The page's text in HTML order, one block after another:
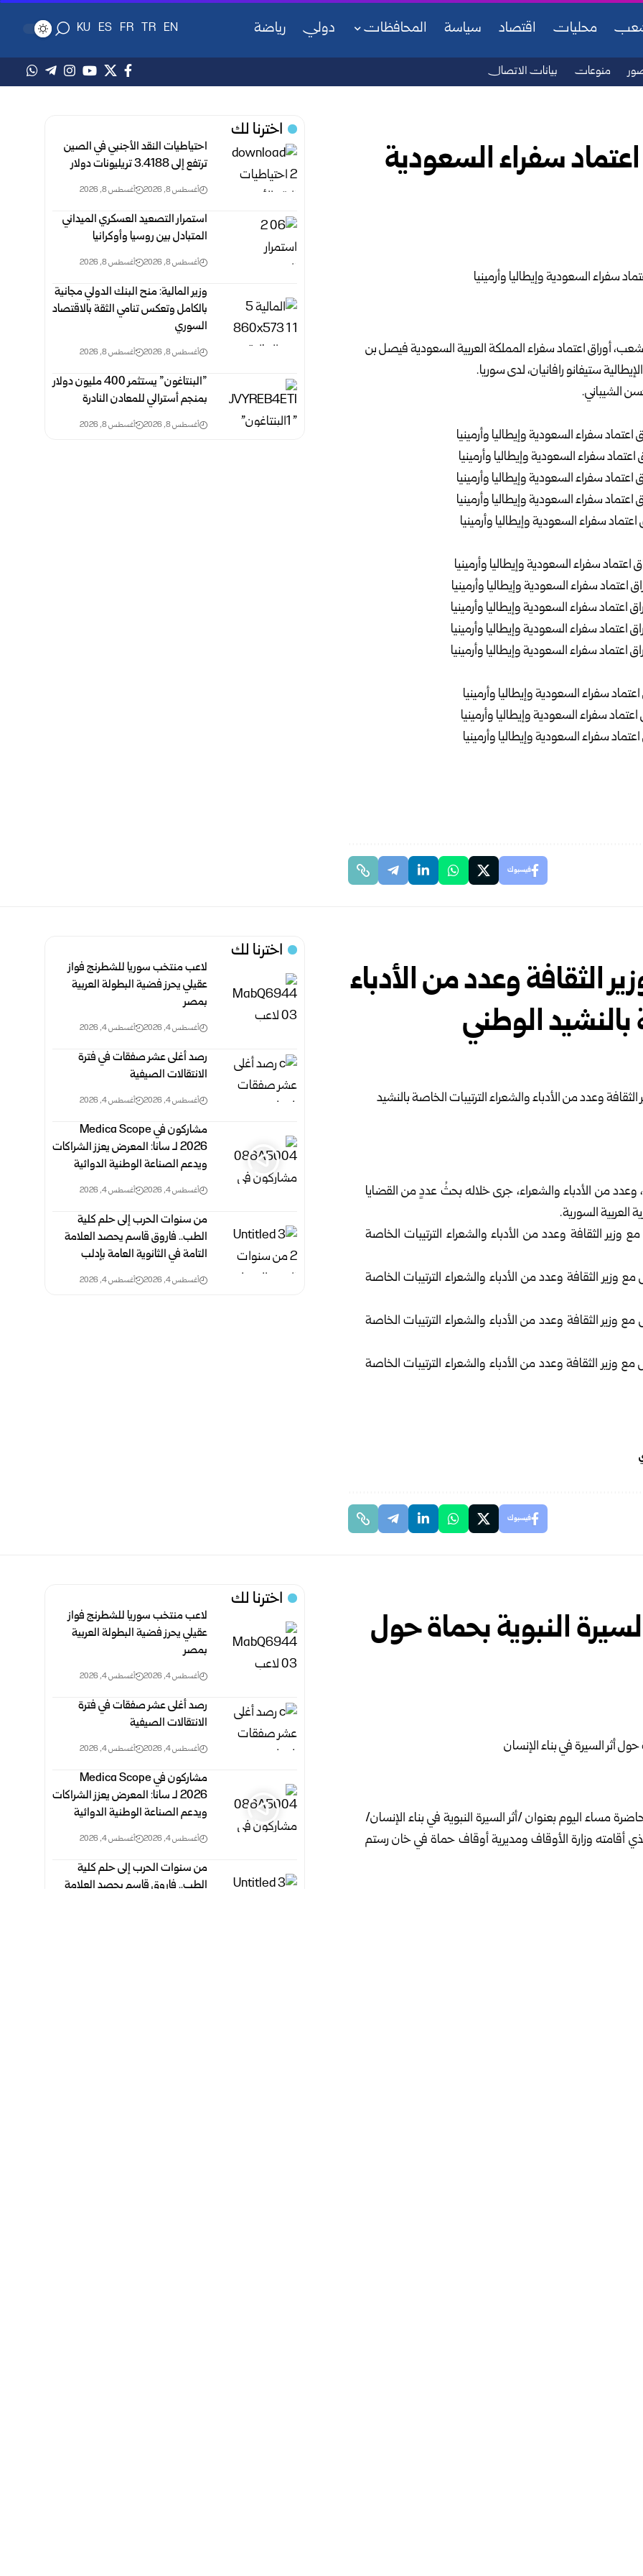
محليات اقتصاد سياسة المحافظات دولي رياضة EN
TR
FR
ES
KU
منوعات بيانات الاتصال
سفراء السعودية
أوراق اعتماد سفراء المملكة العربية السعودية فيصل بن
ستيفانو رافانيان، لدى سوريا.
الشيباني.
فيسبوك
اخترنا لك
احتياطيات النقد الأجنبي في الصين
ترتفع إلى 3.4188 ‏تريليونات دولار
أغسطس 8, 2026 أغسطس 8, 2026
استمرار التصعيد العسكري الميداني
المتبادل بين روسيا وأوكرانيا
أغسطس 8, 2026 أغسطس 8, 2026
وزير المالية: منح البنك الدولي مجانية
بالكامل وتعكس ‏تنامي ‏الثقة بالاقتصاد
السوري
أغسطس 8, 2026 أغسطس 8, 2026
‎”‎البنتاغون” يستثمر 400 مليون دولار
بمنجم أسترالي للمعادن ‏النادرة‎ ‎
أغسطس 8, 2026 أغسطس 8, 2026
الثقافة وعدد من الأدباء
بالنشيد الوطني
من الأدباء والشعراء، جرى خلاله بحثُ عددٍ من القضايا
العربية السورية.
فيسبوك
اخترنا لك
لاعب منتخب سوريا للشطرنج فواز
عقيلي يحرز فضية البطولة العربية
بمصر
أغسطس 4, 2026 أغسطس 4, 2026
رصد أغلى عشر صفقات في فترة
الانتقالات الصيفية
أغسطس 4, 2026 أغسطس 4, 2026
مشاركون في Medica Scope
2026 لـ سانا: المعرض يعزز الشراكات
ويدعم الصناعة الوطنية الدوائية
أغسطس 4, 2026 أغسطس 4, 2026
من سنوات الحرب إلى حلم كلية
الطب.. فاروق قاسم يحصد العلامة
التامة في الثانوية العامة بإدلب
أغسطس 4, 2026 أغسطس 4, 2026
النبوية بحماة حول
مساء اليوم بعنوان /أثر السيرة النبوية في بناء الإنسان/
أقامته وزارة الأوقاف ومديرية أوقاف حماة في خان رستم
اخترنا لك
لاعب منتخب سوريا للشطرنج فواز
عقيلي يحرز فضية البطولة العربية
بمصر
أغسطس 4, 2026 أغسطس 4, 2026
رصد أغلى عشر صفقات في فترة
الانتقالات الصيفية
أغسطس 4, 2026 أغسطس 4, 2026
مشاركون في Medica Scope
2026 لـ سانا: المعرض يعزز الشراكات
ويدعم الصناعة الوطنية الدوائية
أغسطس 4, 2026 أغسطس 4, 2026
من سنوات الحرب إلى حلم كلية
الطب.. فاروق قاسم يحصد العلامة